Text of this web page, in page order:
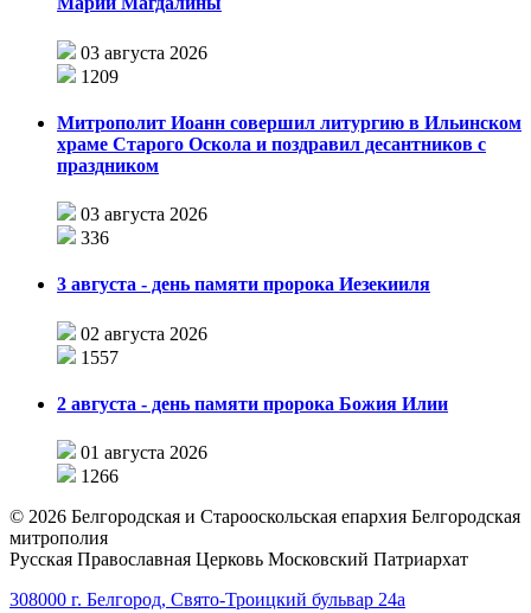
03 августа 2026
1209
Митрополит Иоанн совершил литургию в Ильинском
храме Старого Оскола и поздравил десантников с
праздником
03 августа 2026
336
3 августа - день памяти пророка Иезекииля
02 августа 2026
1557
2 августа - день памяти пророка Божия Илии
01 августа 2026
1266
© 2026 Белгородская и Старооскольская епархия Белгородская
митрополия
Русская Православная Церковь Московский Патриархат
308000 г. Белгород, Свято-Троицкий бульвар 24а